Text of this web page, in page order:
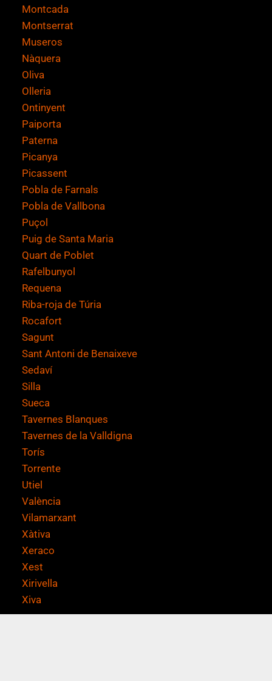
Montcada
Montserrat
Museros
Nàquera
Oliva
Olleria
Ontinyent
Paiporta
Paterna
Picanya
Picassent
Pobla de Farnals
Pobla de Vallbona
Puçol
Puig de Santa Maria
Quart de Poblet
Rafelbunyol
Requena
Riba-roja de Túria
Rocafort
Sagunt
Sant Antoni de Benaixeve
Sedaví
Silla
Sueca
Tavernes Blanques
Tavernes de la Valldigna
Torís
Torrente
Utiel
València
Vilamarxant
Xàtiva
Xeraco
Xest
Xirivella
Xiva